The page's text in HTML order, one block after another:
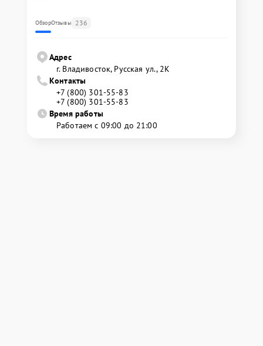
ОбзорОтзывы 236
Адрес
г. Владивосток, Русская ул., 2К
Контакты
+7 (800) 301-55-83
+7 (800) 301-55-83
Время работы
Работаем с 09:00 до 21:00